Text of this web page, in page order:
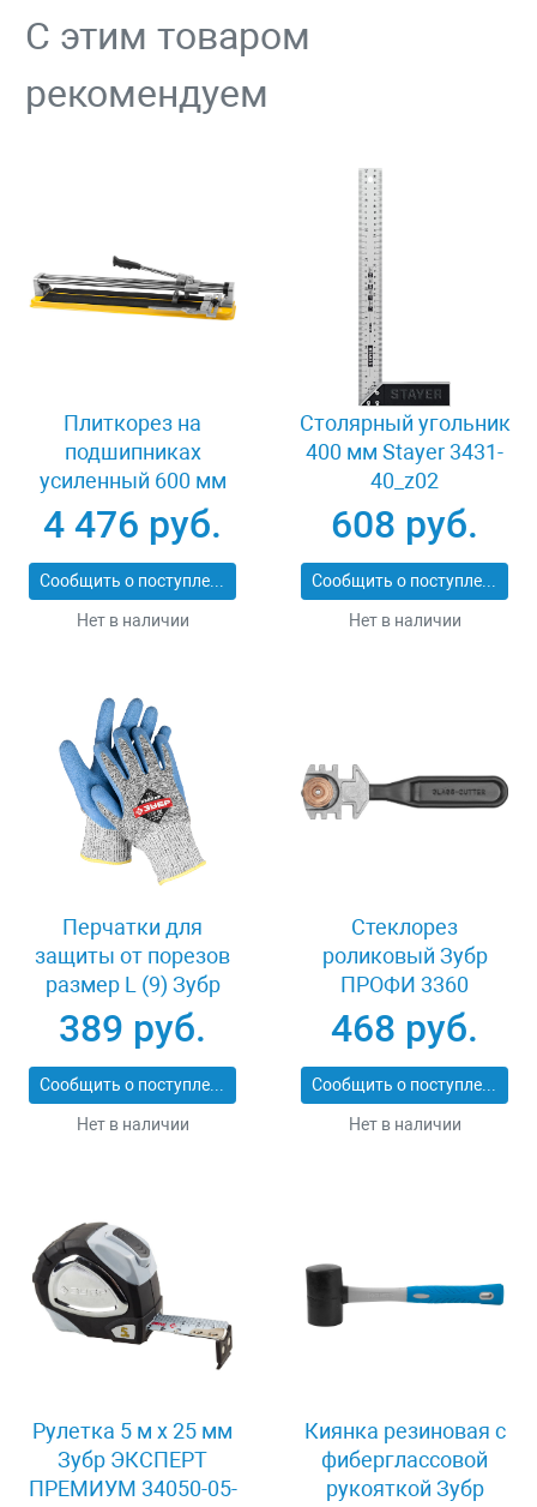
С этим товаром
рекомендуем
Плиткорез на
подшипниках
усиленный 600 мм
Stayer PROFI 3318-60
4 476 руб.
Сообщить о поступлении
Нет в наличии
Столярный угольник
400 мм Stayer 3431-
40_z02
608 руб.
Сообщить о поступлении
Нет в наличии
Перчатки для
защиты от порезов
размер L (9) Зубр
11277-L
389 руб.
Сообщить о поступлении
Нет в наличии
Стеклорез
роликовый Зубр
ПРОФИ 3360
468 руб.
Сообщить о поступлении
Нет в наличии
Рулетка 5 м x 25 мм
Зубр ЭКСПЕРТ
ПРЕМИУМ 34050-05-
Киянка резиновая с
фиберглассовой
рукояткой Зубр